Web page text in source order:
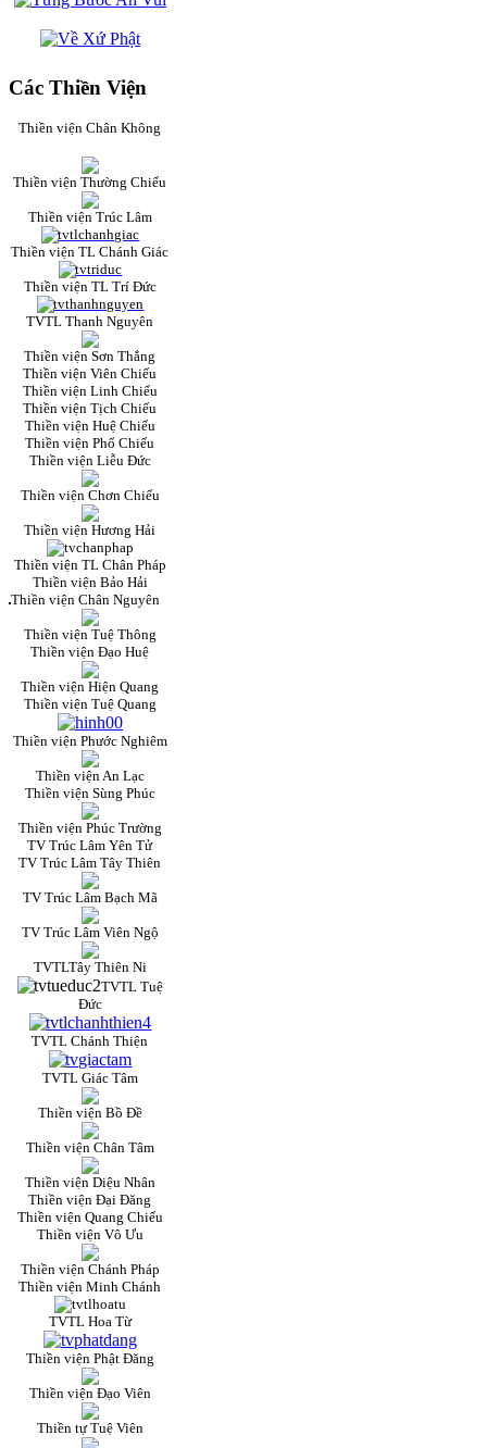
Các Thiền Viện
Thiền viện Chân Không
Thiền viện Thường Chiếu
Thiền viện Trúc Lâm
Thiền viện TL Chánh Giác
Thiền viện TL Trí Đức
TVTL Thanh Nguyên
Thiền viện Sơn Thắng
Thiền viện Viên Chiếu
Thiền viện Linh Chiếu
Thiền viện Tịch Chiếu
Thiền viện Huệ Chiếu
Thiền viện Phổ Chiếu
Thiền viện Liễu Đức
Thiền viện Chơn Chiếu
Thiền viện Hương Hải
Thiền viện TL Chân Pháp
Thiền viện Bảo Hải
Thiền viện Chân Nguyên
Thiền viện Tuệ Thông
Thiền viện Đạo Huệ
Thiền viện Hiện Quang
Thiền viện Tuệ Quang
Thiền viện Phước Nghiêm
Thiền viện An Lạc
Thiền viện Sùng Phúc
Thiền viện Phúc Trường
TV Trúc Lâm Yên Tử
TV Trúc Lâm Tây Thiên
TV Trúc Lâm Bạch Mã
TV Trúc Lâm Viên Ngộ
TVTLTây Thiên Ni
TVTL Tuệ
Đức
TVTL Chánh Thiện
TVTL Giác Tâm
Thiền viện Bồ Đề
Thiền viện Chân Tâm
Thiền viện Diệu Nhân
Thiền viện Đại Đăng
Thiền viện Quang Chiếu
Thiền viện Vô Ưu
Thiền viện Chánh Pháp
Thiền viện Minh Chánh
TVTL Hoa Từ
Thiền viện Phật Đăng
Thiền viện Đạo Viên
Thiền tự Tuệ Viên